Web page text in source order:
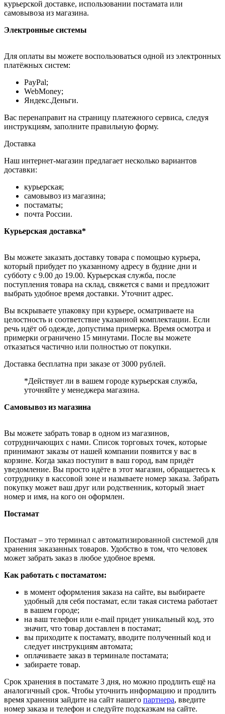
курьерской доставке, использовании постамата или
самовывоза из магазина.
Электронные системы
Для оплаты вы можете воспользоваться одной из электронных
платёжных систем:
PayPal;
WebMoney;
Яндекс.Деньги.
Вас перенаправит на страницу платежного сервиса, следуя
инструкциям, заполните правильную форму.
Доставка
Наш интернет-магазин предлагает несколько вариантов
доставки:
курьерская;
самовывоз из магазина;
постаматы;
почта России.
Курьерская доставка*
Вы можете заказать доставку товара с помощью курьера,
который прибудет по указанному адресу в будние дни и
субботу с 9.00 до 19.00. Курьерская служба, после
поступления товара на склад, свяжется с вами и предложит
выбрать удобное время доставки. Уточнит адрес.
Вы вскрываете упаковку при курьере, осматриваете на
целостность и соответствие указанной комплектации. Если
речь идёт об одежде, допустима примерка. Время осмотра и
примерки ограничено 15 минутами. После вы можете
отказаться частично или полностью от покупки.
Доставка бесплатна при заказе от 3000 рублей.
*Действует ли в вашем городе курьерская служба,
уточняйте у менеджера магазина.
Самовывоз из магазина
Вы можете забрать товар в одном из магазинов,
сотрудничающих с нами. Список торговых точек, которые
принимают заказы от нашей компании появится у вас в
корзине. Когда заказ поступит в ваш город, вам придёт
уведомление. Вы просто идёте в этот магазин, обращаетесь к
сотруднику в кассовой зоне и называете номер заказа. Забрать
покупку может ваш друг или родственник, который знает
номер и имя, на кого он оформлен.
Постамат
Постамат – это терминал с автоматизированной системой для
хранения заказанных товаров. Удобство в том, что человек
может забрать заказ в любое удобное время.
Как работать с постаматом:
в момент оформления заказа на сайте, вы выбираете
удобный для себя постамат, если такая система работает
в вашем городе;
на ваш телефон или e-mail придет уникальный код, это
значит, что товар доставлен в постамат;
вы приходите к постамату, вводите полученный код и
следует инструкциям автомата;
оплачиваете заказ в терминале постамата;
забираете товар.
Срок хранения в постамате 3 дня, но можно продлить ещё на
аналогичный срок. Чтобы уточнить информацию и продлить
время хранения зайдите на сайт нашего партнера, введите
номер заказа и телефон и следуйте подсказкам на сайте.